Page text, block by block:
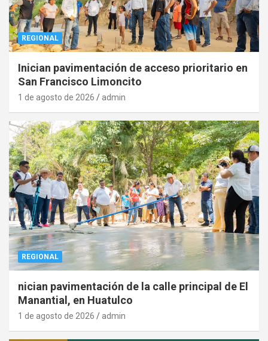
REGIONAL
Inician pavimentación de acceso prioritario en
San Francisco Limoncito
1 de agosto de 2026 admin
REGIONAL
nician pavimentación de la calle principal de El
Manantial, en Huatulco
1 de agosto de 2026 admin